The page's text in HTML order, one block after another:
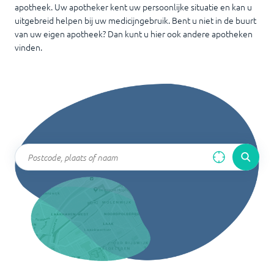
apotheek. Uw apotheker kent uw persoonlijke situatie en kan u
uitgebreid helpen bij uw medicijngebruik. Bent u niet in de buurt
van uw eigen apotheek? Dan kunt u hier ook andere apotheken
vinden.